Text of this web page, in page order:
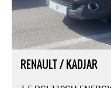
RENAULT / KADJAR